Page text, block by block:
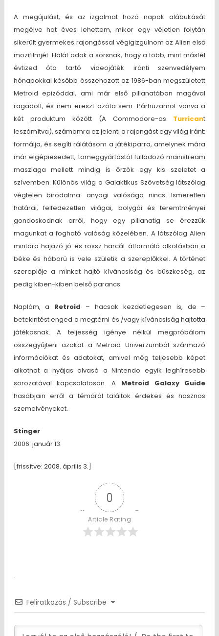
A megújulást, és az izgalmat hozó napok alábukását
megélve hat éves lehettem, mikor egy véletlen folytán
sikerült gyermekes rajongással végigizgulnom az Alien első
mozifilmjét. Hálát adok a sorsnak, hogy a több, mint másfél
évtized óta tartó videojáték iránti szenvedélyem
hónapokkal később összehozott az 1986-ban megszületett
Metroid epizóddal, ami már első pillanatában magával
ragadott, és nem ereszt azóta sem. Párhuzamot vonva a
két produktum között (A Commodore-os
Turricant
leszámítva), számomra ez jelenti a rajongást egy világ iránt:
formálja, és segíti rálátásom a játékiparra, amelynek mára
már elgépiesedett, tömeggyártástól fulladozó mainstream
maszlaga mellett mindig is örzök egy kis szeletet a
szívemben. Különös világ a Galaktikus Szövetség látszólag
végtelen birodalma: anyagi valósága nincs. Ismeretlen
határai, felfedezetlen világai, bolygói és teremtményei
gondoskodnak arról, hogy egy pillanatig se érezzük
magunkat a fogható valóság közelében. A látszólag Alien
mintára hajazó jó és rossz harcát átformáló alkotásban a
béke és háború is vele születik a szereplőkkel. A történet
szereplője a minket hajtó kíváncsiság és büszkeség, az
pedig kiben-kiben belső parancs.
Naplóm, a Retroid – hacsak kezdetlegesen is, de –
betekintést enged a megtérni és /vagy kíváncsiság hajtotta
játékosnak. A teljesség igénye nélkül megpróbálom
összegyűjteni azokat a Metroid Univerzumból származó
információkat és adatokat, amivel még teljesebb képet
alkothat a nyájas olvasó a Nintendo egyik leghíresebb
sorozatával kapcsolatosan. A Metroid Galaxy Guide
hasábjain erről a témáról találtok érdekes és hasznos
szemelvényeket.
Stinger
2006. január 13.
[frissítve: 2008. április 3.]
0
Article Rating
Feliratkozás / Subscribe